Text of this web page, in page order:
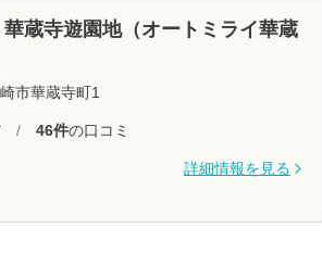
蔵寺遊園地（オートミライ華蔵
市華蔵寺町1
/ 46件の口コミ
詳細情報を見る